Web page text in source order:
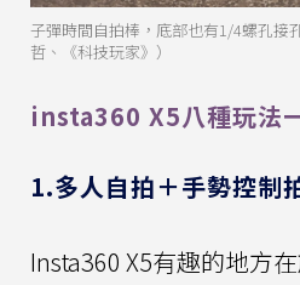
子彈時間自拍棒，底部也有1/4螺孔接
哲、《科技玩家》）
insta360 X5八種玩法
1.多人自拍＋手勢控制
Insta360 X5有趣的地方